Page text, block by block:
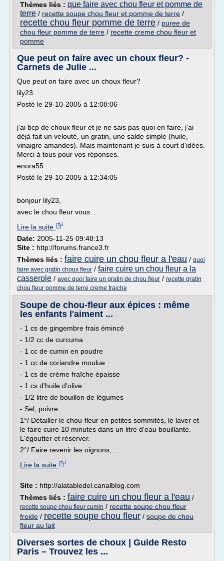
Thèmes liés : que faire avec chou fleur et pomme de
terre / recette soupe chou fleur et pomme de terre /
recette chou fleur pomme de terre / puree de
chou fleur pomme de terre / recette creme chou fleur et
pomme
Que peut on faire avec un choux fleur? -
Carnets de Julie ...
Que peut on faire avec un choux fleur?
lily23
Posté le 29-10-2005 à 12:08:06
j'ai bcp de choux fleur et je ne sais pas quoi en faire, j'ai
déjà fait un velouté, un gratin, une salde simple (huile,
vinaigre amandes). Mais maintenant je suis à court d'idées.
Merci à tous pour vos réponses.
enora55
Posté le 29-10-2005 à 12:34:05
bonjour lily23,
avec le chou fleur vous...
Lire la suite
Date: 2005-11-25 09:48:13
Site : http://forums.france3.fr
Thèmes liés : faire cuire un chou fleur a l'eau / quoi
faire avec gratin choux fleur / faire cuire un chou fleur a la
casserole / avec quoi faire un gratin de chou fleur / recette gratin
chou fleur pomme de terre creme fraiche
Soupe de chou-fleur aux épices : même
les enfants l'aiment ...
- 1 cs de gingembre frais émincé
- 1/2 cc de curcuma
- 1 cc de cumin en poudre
- 1 cc de coriandre moulue
- 1 cs de crème fraîche épaisse
- 1 cs d'huile d'olive
- 1/2 litre de bouillon de légumes
- Sel, poivre
1°/ Détailler le chou-fleur en petites sommités, le laver et
le faire cuire 10 minutes dans un litre d'eau bouillante.
L'égoutter et réserver.
2°/ Faire revenir les oignons,...
Lire la suite
Site : http://alatabledel.canalblog.com
Thèmes liés : faire cuire un chou fleur a l'eau /
recette soupe chou fleur cumin / recette soupe chou fleur
froide / recette soupe chou fleur / soupe de chou
fleur au lait
Diverses sortes de choux | Guide Resto
Paris – Trouvez les ...